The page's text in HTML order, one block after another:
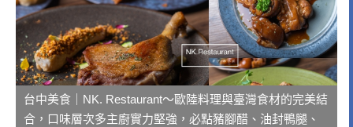
台中美食｜NK. Restaurant～歐陸料理與臺灣食材的完美結
合，口味層次多主廚實力堅強，必點豬腳醋、油封鴨腿、